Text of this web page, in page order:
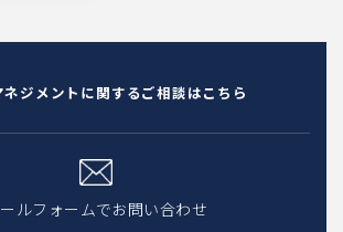
ジメントに関するご相談はこちら
ルフォームでお問い合わせ